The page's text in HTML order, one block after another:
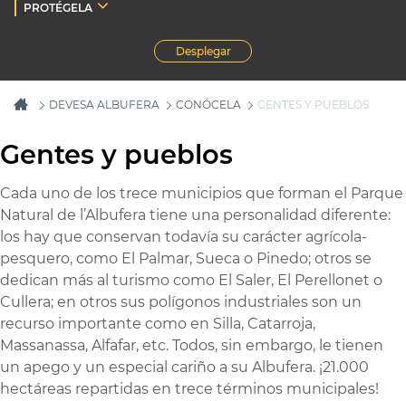
PROTÉGELA
Desplegar
DEVESA ALBUFERA CONÓCELA GENTES Y PUEBLOS
Gentes y pueblos
Cada uno de los trece municipios que forman el Parque
Natural de l’Albufera tiene una personalidad diferente:
los hay que conservan todavía su carácter agrícola-
pesquero, como El Palmar, Sueca o Pinedo; otros se
dedican más al turismo como El Saler, El Perellonet o
Cullera; en otros sus polígonos industriales son un
recurso importante como en Silla, Catarroja,
Massanassa, Alfafar, etc. Todos, sin embargo, le tienen
un apego y un especial cariño a su Albufera. ¡21.000
hectáreas repartidas en trece términos municipales!